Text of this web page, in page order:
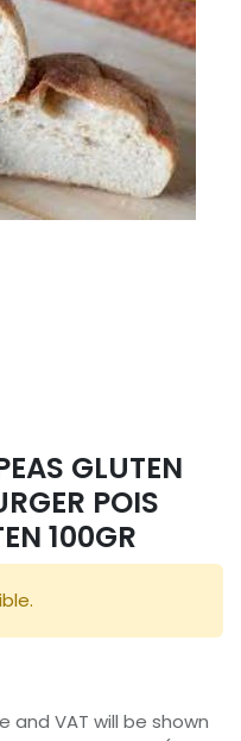
GLUTEN
POIS
100GR
and VAT will be shown